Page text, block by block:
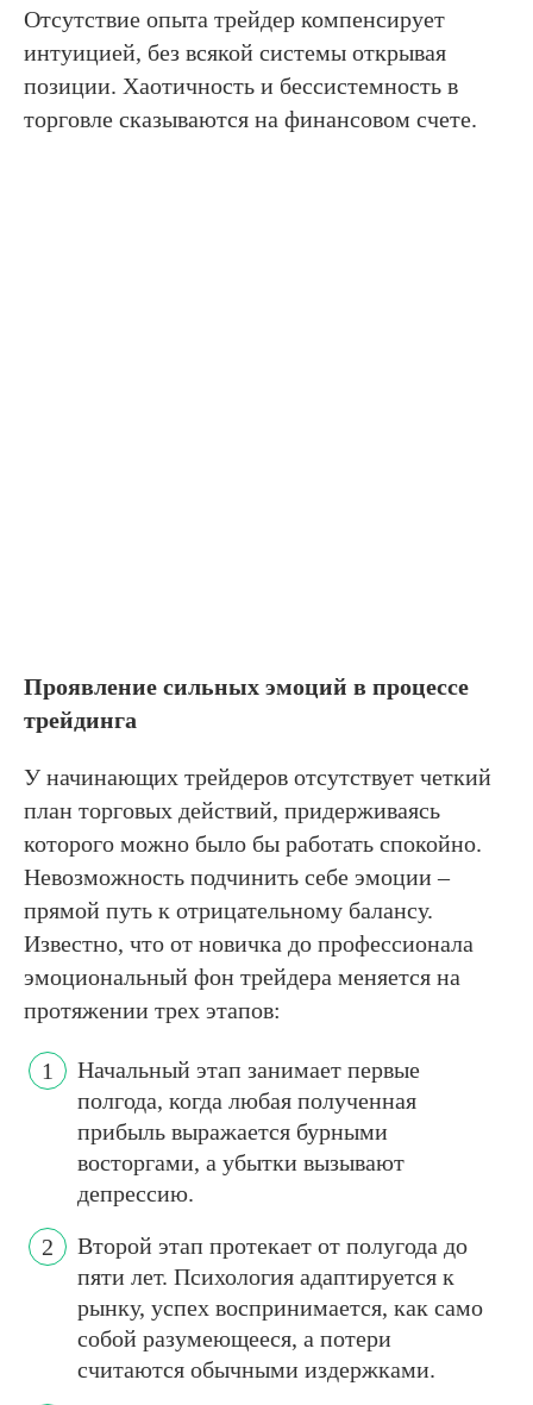
Отсутствие опыта трейдер компенсирует
интуицией, без всякой системы открывая
позиции. Хаотичность и бессистемность в
торговле сказываются на финансовом счете.
Проявление сильных эмоций в процессе
трейдинга
У начинающих трейдеров отсутствует четкий
план торговых действий, придерживаясь
которого можно было бы работать спокойно.
Невозможность подчинить себе эмоции –
прямой путь к отрицательному балансу.
Известно, что от новичка до профессионала
эмоциональный фон трейдера меняется на
протяжении трех этапов:
Начальный этап занимает первые
полгода, когда любая полученная
прибыль выражается бурными
восторгами, а убытки вызывают
депрессию.
Второй этап протекает от полугода до
пяти лет. Психология адаптируется к
рынку, успех воспринимается, как само
собой разумеющееся, а потери
считаются обычными издержками.